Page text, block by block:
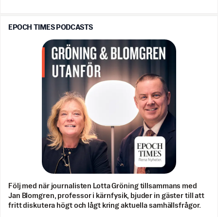
EPOCH TIMES PODCASTS
Följ med när journalisten Lotta Gröning tillsammans med
Jan Blomgren, professor i kärnfysik, bjuder in gäster till att
fritt diskutera högt och lågt kring aktuella samhällsfrågor.